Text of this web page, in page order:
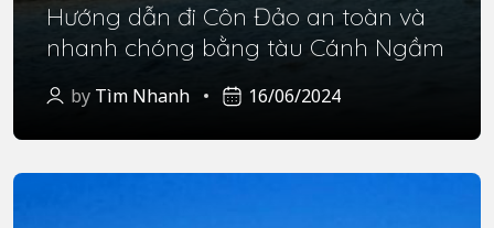
Hướng dẫn đi Côn Đảo an toàn và
nhanh chóng bằng tàu Cánh Ngầm
by Tìm Nhanh 16/06/2024